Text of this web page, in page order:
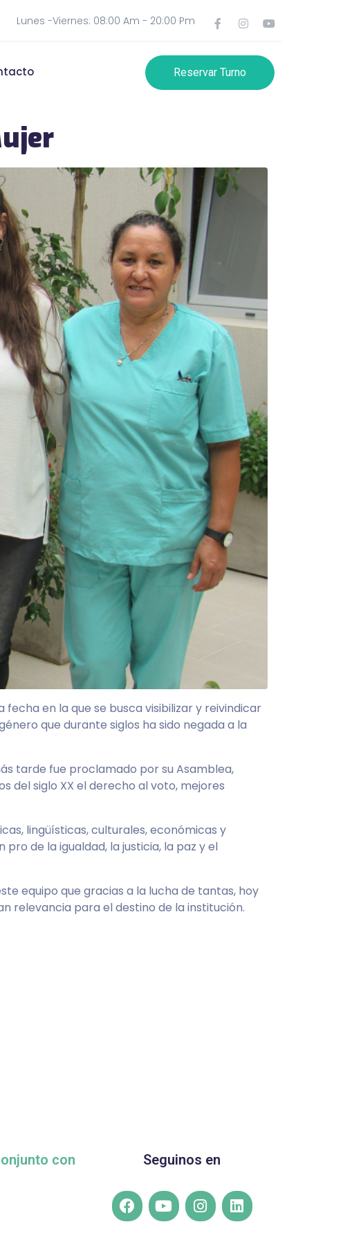
Lunes -Viernes: 08:00 Am - 20:00 Pm
Reservar Turno
en la que se busca visibilizar y reivindicar
que durante siglos ha sido negada a la
tarde fue proclamado por su Asamblea,
del siglo XX el derecho al voto, mejores
lingüísticas, culturales, económicas y
de la igualdad, la justicia, la paz y el
equipo que gracias a la lucha de tantas, hoy
relevancia para el destino de la institución.
con Seguinos en